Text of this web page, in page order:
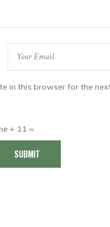
in this browser for the
+ 11 =
SUBMIT